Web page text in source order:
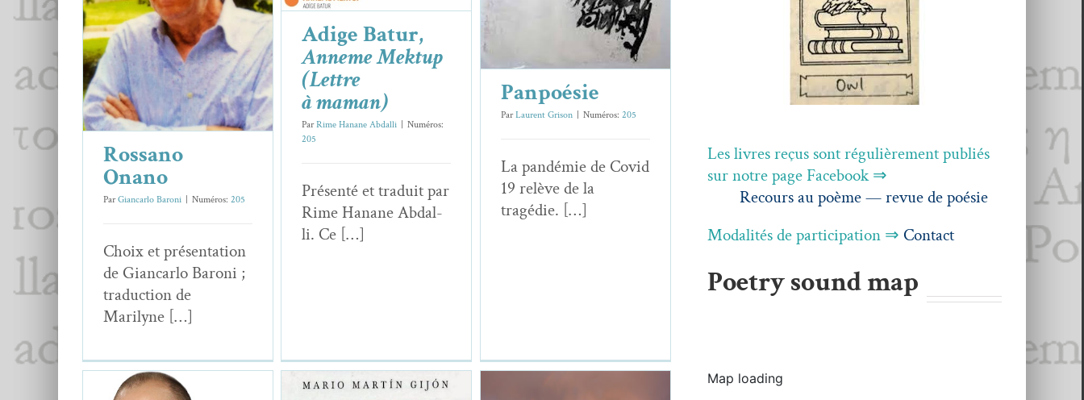
Rossano Onano
Essais & Chroniques Rossano Onano
Rossano
Onano
ParGiancarlo Baroni | Numéros: 205
Choix et présen­ta­tion
de Gian­car­lo Baroni ;
tra­duc­tion de
Marilyne […]
Adige Batur,
Anneme Mektup
(Lettre
à maman)
ParRime Hanane Abdalli
Numéros:
205
Présen­té et traduit par
Rime Hanane Abdal­
li. Ce […]
Essais & Chroniques
Panpoésie
ParLaurent Grison | Numéros: 205
La pandémie de Covid
19 relève de la
tragédie. […]
MARIO MARTÍN
Les livres reçus sont régulière­ment pub­liés
sur notre page Facebook ⇒
Recours au poème — revue de poésie
Modal­ités de par­tic­i­pa­tion ⇒ Con­tact
Poetry sound map